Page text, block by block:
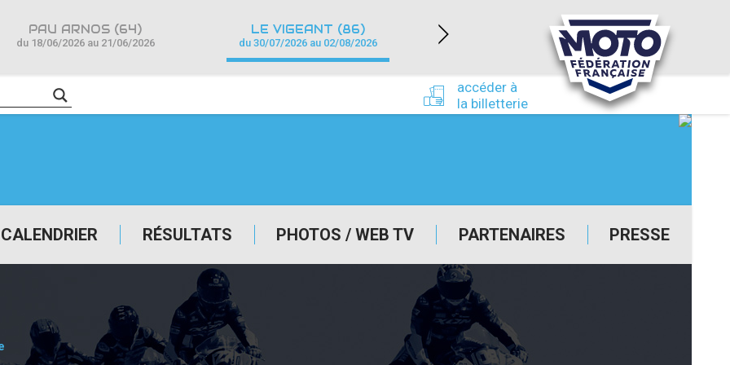
CALENDRIER RÉSULTATS PHOTOS / WEB TV PARTENAIRES PRESSE
accéder à
la billetterie
PAU ARNOS (64)
du 18/06/2026 au 21/06/2026
LE VIGEANT (86)
du 30/07/2026 au 02/08/2026
NEVERS MAGNY-COURS (58)
du 24/09/2026 au 27/09/2026